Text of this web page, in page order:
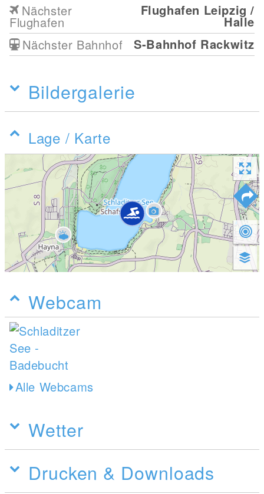
Nächster
Flughafen
Flughafen Leipzig /
Halle
Nächster Bahnhof
S-Bahnhof Rackwitz
Bildergalerie
Lage / Karte
Webcam
Alle Webcams
Wetter
Drucken & Downloads